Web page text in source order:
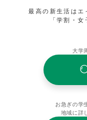
最高の新生活はエ
「学割・
大学
お急ぎの学
地域に詳